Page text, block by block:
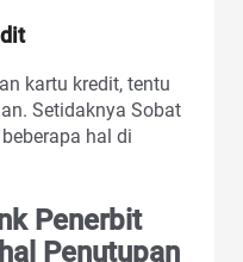
kartu kredit, tentu
Setidaknya Sobat
hal di
Penerbit
Penutupan